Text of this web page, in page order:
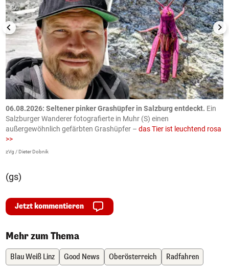
06.08.2026: Seltener pinker Grashüpfer in Salzburg entdeckt. Ein
Salzburger Wanderer fotografierte in Muhr (S) einen
außergewöhnlich gefärbten Grashüpfer – das Tier ist leuchtend rosa
>>
zVg / Dieter Dobnik
(gs)
Jetzt kommentieren
Mehr zum Thema
Blau Weiß Linz Good News Oberösterreich Radfahren